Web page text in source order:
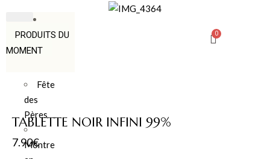
PRODUITS DU
MOMENT
Fête
des
Pères
Montre
TABLETTE NOIR INFINI 99%
7.90€